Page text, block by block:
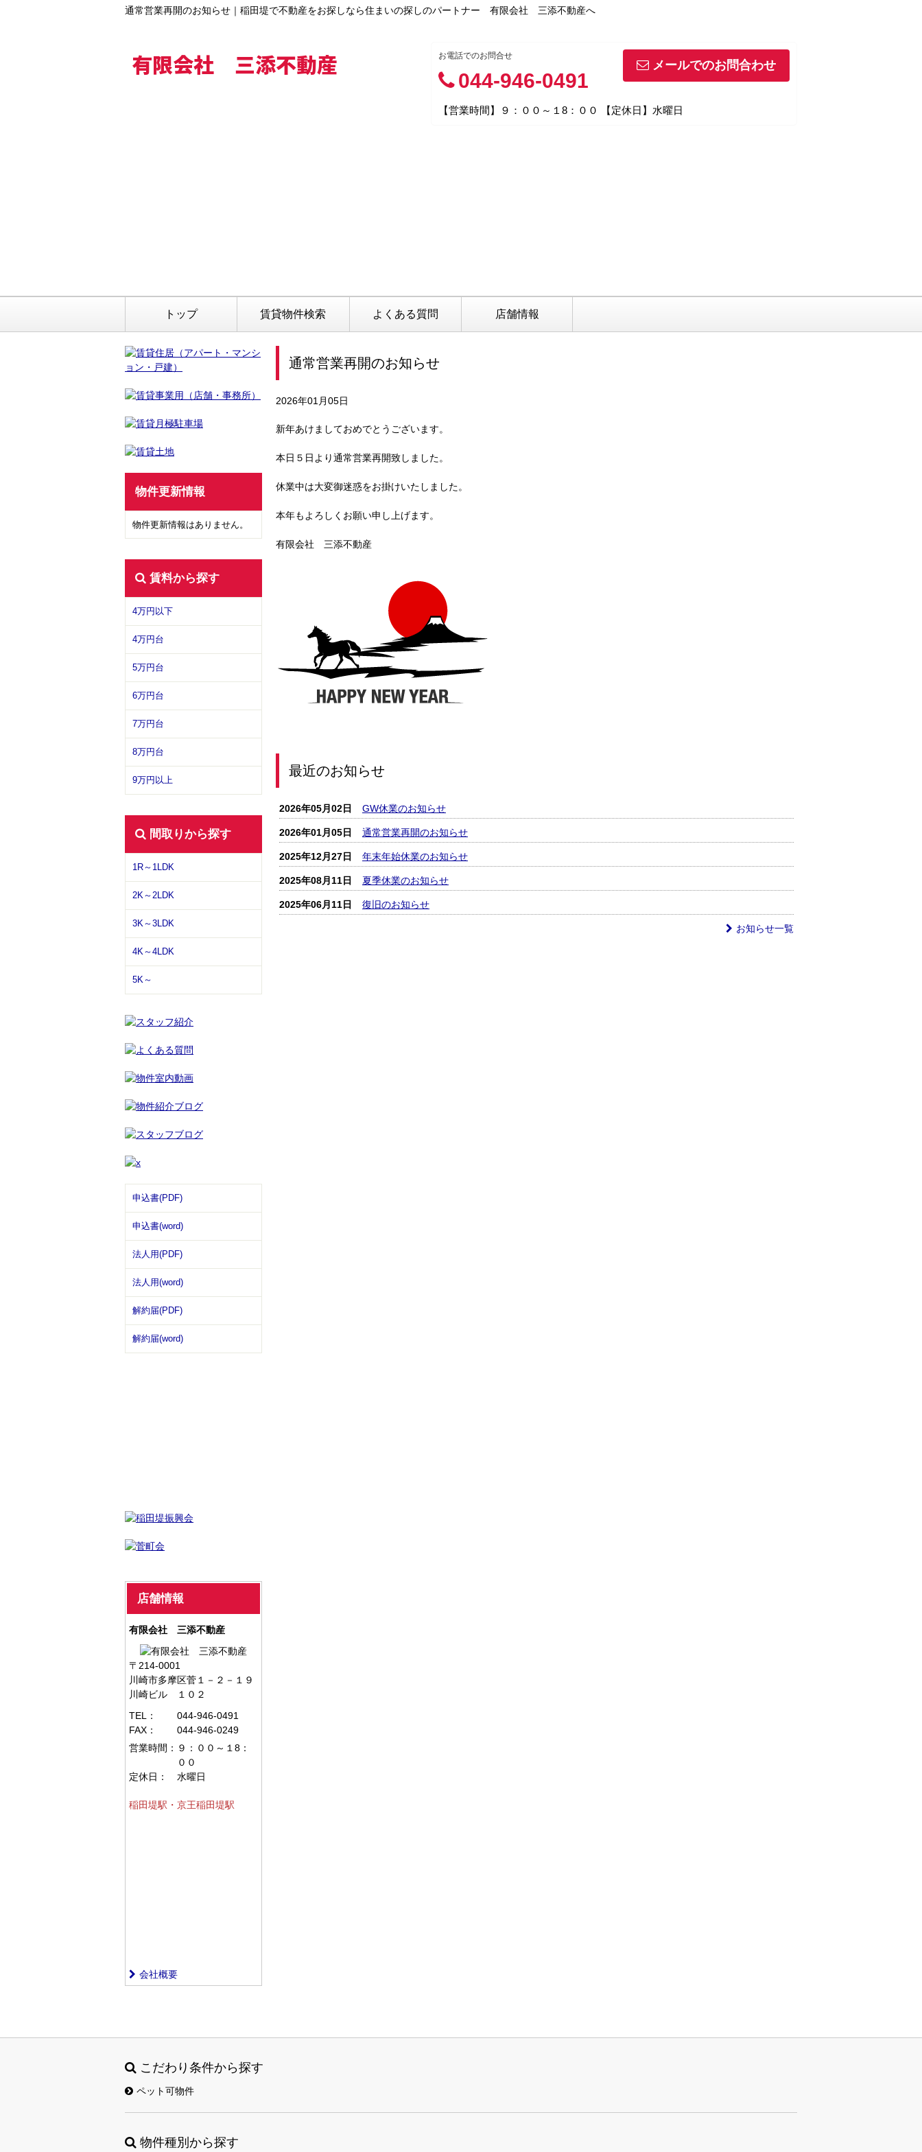
通常営業再開のお知らせ｜稲田堤で不動産をお探しなら住まいの探しのパートナー 有限会社 三添不動産へ
有限会社 三添不動産 メールでのお問合わせ
お電話でのお問合せ
044-946-0491
【営業時間】９：００～１8：００ 【定休日】水曜日
トップ 賃貸物件検索 よくある質問 店舗情報
物件更新情報
物件更新情報はありません。
賃料から探す
4万円以下
4万円台
5万円台
6万円台
7万円台
8万円台
9万円以上
間取りから探す
1R～1LDK
2K～2LDK
3K～3LDK
4K～4LDK
5K～
申込書(PDF)
申込書(word)
法人用(PDF)
法人用(word)
解約届(PDF)
解約届(word)
店舗情報
有限会社 三添不動産
〒214-0001
川崎市多摩区菅１－２－１９
川崎ビル １０２
TEL：
044-946-0491
FAX：
044-946-0249
営業時間： ９：００～１8：
００
定休日：
水曜日
稲田堤駅・京王稲田堤駅
会社概要
通常営業再開のお知らせ
2026年01月05日
新年あけましておめでとうございます。
本日５日より通常営業再開致しました。
休業中は大変御迷惑をお掛けいたしました。
本年もよろしくお願い申し上げます。
有限会社 三添不動産
最近のお知らせ
2026年05月02日 GW休業のお知らせ
2026年01月05日 通常営業再開のお知らせ
2025年12月27日 年末年始休業のお知らせ
2025年08月11日 夏季休業のお知らせ
2025年06月11日 復旧のお知らせ
お知らせ一覧
こだわり条件から探す
ペット可物件
物件種別から探す